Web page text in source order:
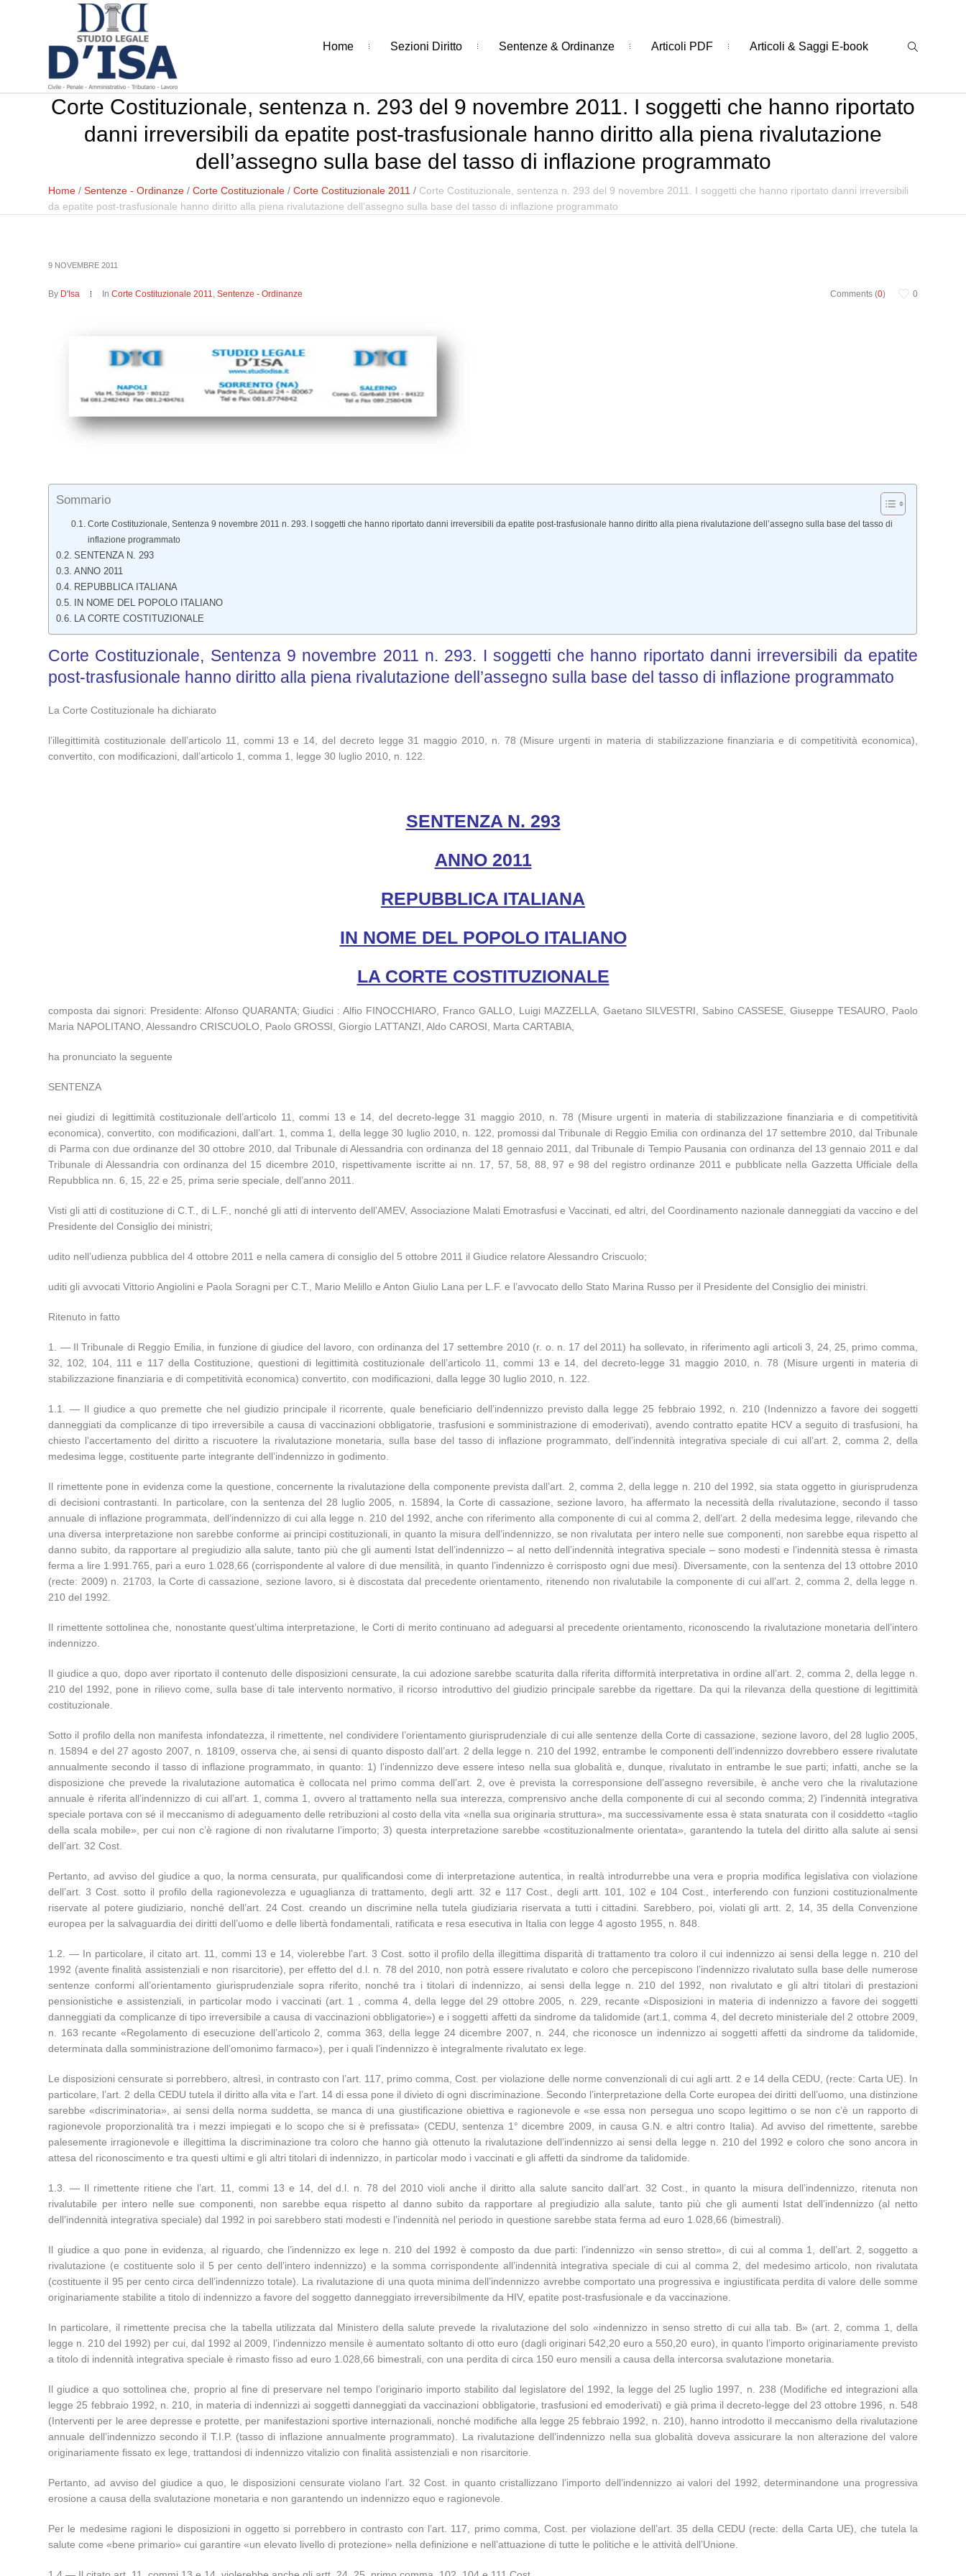
Home Sezioni Diritto Sentenze & Ordinanze Articoli PDF Articoli & Saggi E-book
Corte Costituzionale, sentenza n. 293 del 9 novembre 2011. I soggetti che hanno riportato
danni irreversibili da epatite post-trasfusionale hanno diritto alla piena rivalutazione
dell’assegno sulla base del tasso di inflazione programmato
Home /Sentenze - Ordinanze /Corte Costituzionale /Corte Costituzionale 2011 / Corte Costituzionale, sentenza n. 293 del 9 novembre 2011. I soggetti che hanno riportato danni irreversibili
da epatite post-trasfusionale hanno diritto alla piena rivalutazione dell’assegno sulla base del tasso di inflazione programmato
9 NOVEMBRE 2011
Comments (0) 0
By D'Isa InCorte Costituzionale 2011,Sentenze - Ordinanze
Sommario
Corte Costituzionale, Sentenza 9 novembre 2011 n. 293. I soggetti che hanno riportato danni irreversibili da epatite post-trasfusionale hanno diritto alla piena rivalutazione dell’assegno sulla base del tasso di
inflazione programmato
SENTENZA N. 293
ANNO 2011
REPUBBLICA ITALIANA
IN NOME DEL POPOLO ITALIANO
LA CORTE COSTITUZIONALE
Corte Costituzionale, Sentenza 9 novembre 2011 n. 293. I soggetti che hanno riportato danni irreversibili da epatite
post-trasfusionale hanno diritto alla piena rivalutazione dell’assegno sulla base del tasso di inflazione programmato
La Corte Costituzionale ha dichiarato
l’illegittimità costituzionale dell’articolo 11, commi 13 e 14, del decreto legge 31 maggio 2010, n. 78 (Misure urgenti in materia di stabilizzazione finanziaria e di competitività economica),
convertito, con modificazioni, dall’articolo 1, comma 1, legge 30 luglio 2010, n. 122.
SENTENZA N. 293
ANNO 2011
REPUBBLICA ITALIANA
IN NOME DEL POPOLO ITALIANO
LA CORTE COSTITUZIONALE
composta dai signori: Presidente: Alfonso QUARANTA; Giudici : Alfio FINOCCHIARO, Franco GALLO, Luigi MAZZELLA, Gaetano SILVESTRI, Sabino CASSESE, Giuseppe TESAURO, Paolo
Maria NAPOLITANO, Alessandro CRISCUOLO, Paolo GROSSI, Giorgio LATTANZI, Aldo CAROSI, Marta CARTABIA,
ha pronunciato la seguente
SENTENZA
nei giudizi di legittimità costituzionale dell’articolo 11, commi 13 e 14, del decreto-legge 31 maggio 2010, n. 78 (Misure urgenti in materia di stabilizzazione finanziaria e di competitività
economica), convertito, con modificazioni, dall’art. 1, comma 1, della legge 30 luglio 2010, n. 122, promossi dal Tribunale di Reggio Emilia con ordinanza del 17 settembre 2010, dal Tribunale
di Parma con due ordinanze del 30 ottobre 2010, dal Tribunale di Alessandria con ordinanza del 18 gennaio 2011, dal Tribunale di Tempio Pausania con ordinanza del 13 gennaio 2011 e dal
Tribunale di Alessandria con ordinanza del 15 dicembre 2010, rispettivamente iscritte ai nn. 17, 57, 58, 88, 97 e 98 del registro ordinanze 2011 e pubblicate nella Gazzetta Ufficiale della
Repubblica nn. 6, 15, 22 e 25, prima serie speciale, dell’anno 2011.
Visti gli atti di costituzione di C.T., di L.F., nonché gli atti di intervento dell’AMEV, Associazione Malati Emotrasfusi e Vaccinati, ed altri, del Coordinamento nazionale danneggiati da vaccino e del
Presidente del Consiglio dei ministri;
udito nell’udienza pubblica del 4 ottobre 2011 e nella camera di consiglio del 5 ottobre 2011 il Giudice relatore Alessandro Criscuolo;
uditi gli avvocati Vittorio Angiolini e Paola Soragni per C.T., Mario Melillo e Anton Giulio Lana per L.F. e l’avvocato dello Stato Marina Russo per il Presidente del Consiglio dei ministri.
Ritenuto in fatto
1. — Il Tribunale di Reggio Emilia, in funzione di giudice del lavoro, con ordinanza del 17 settembre 2010 (r. o. n. 17 del 2011) ha sollevato, in riferimento agli articoli 3, 24, 25, primo comma,
32, 102, 104, 111 e 117 della Costituzione, questioni di legittimità costituzionale dell’articolo 11, commi 13 e 14, del decreto-legge 31 maggio 2010, n. 78 (Misure urgenti in materia di
stabilizzazione finanziaria e di competitività economica) convertito, con modificazioni, dalla legge 30 luglio 2010, n. 122.
1.1. — Il giudice a quo premette che nel giudizio principale il ricorrente, quale beneficiario dell’indennizzo previsto dalla legge 25 febbraio 1992, n. 210 (Indennizzo a favore dei soggetti
danneggiati da complicanze di tipo irreversibile a causa di vaccinazioni obbligatorie, trasfusioni e somministrazione di emoderivati), avendo contratto epatite HCV a seguito di trasfusioni, ha
chiesto l’accertamento del diritto a riscuotere la rivalutazione monetaria, sulla base del tasso di inflazione programmato, dell’indennità integrativa speciale di cui all’art. 2, comma 2, della
medesima legge, costituente parte integrante dell’indennizzo in godimento.
Il rimettente pone in evidenza come la questione, concernente la rivalutazione della componente prevista dall’art. 2, comma 2, della legge n. 210 del 1992, sia stata oggetto in giurisprudenza
di decisioni contrastanti. In particolare, con la sentenza del 28 luglio 2005, n. 15894, la Corte di cassazione, sezione lavoro, ha affermato la necessità della rivalutazione, secondo il tasso
annuale di inflazione programmata, dell’indennizzo di cui alla legge n. 210 del 1992, anche con riferimento alla componente di cui al comma 2, dell’art. 2 della medesima legge, rilevando che
una diversa interpretazione non sarebbe conforme ai principi costituzionali, in quanto la misura dell’indennizzo, se non rivalutata per intero nelle sue componenti, non sarebbe equa rispetto al
danno subito, da rapportare al pregiudizio alla salute, tanto più che gli aumenti Istat dell’indennizzo – al netto dell’indennità integrativa speciale – sono modesti e l’indennità stessa è rimasta
ferma a lire 1.991.765, pari a euro 1.028,66 (corrispondente al valore di due mensilità, in quanto l’indennizzo è corrisposto ogni due mesi). Diversamente, con la sentenza del 13 ottobre 2010
(recte: 2009) n. 21703, la Corte di cassazione, sezione lavoro, si è discostata dal precedente orientamento, ritenendo non rivalutabile la componente di cui all’art. 2, comma 2, della legge n.
210 del 1992.
Il rimettente sottolinea che, nonostante quest’ultima interpretazione, le Corti di merito continuano ad adeguarsi al precedente orientamento, riconoscendo la rivalutazione monetaria dell’intero
indennizzo.
Il giudice a quo, dopo aver riportato il contenuto delle disposizioni censurate, la cui adozione sarebbe scaturita dalla riferita difformità interpretativa in ordine all’art. 2, comma 2, della legge n.
210 del 1992, pone in rilievo come, sulla base di tale intervento normativo, il ricorso introduttivo del giudizio principale sarebbe da rigettare. Da qui la rilevanza della questione di legittimità
costituzionale.
Sotto il profilo della non manifesta infondatezza, il rimettente, nel condividere l’orientamento giurisprudenziale di cui alle sentenze della Corte di cassazione, sezione lavoro, del 28 luglio 2005,
n. 15894 e del 27 agosto 2007, n. 18109, osserva che, ai sensi di quanto disposto dall’art. 2 della legge n. 210 del 1992, entrambe le componenti dell’indennizzo dovrebbero essere rivalutate
annualmente secondo il tasso di inflazione programmato, in quanto: 1) l’indennizzo deve essere inteso nella sua globalità e, dunque, rivalutato in entrambe le sue parti; infatti, anche se la
disposizione che prevede la rivalutazione automatica è collocata nel primo comma dell’art. 2, ove è prevista la corresponsione dell’assegno reversibile, è anche vero che la rivalutazione
annuale è riferita all’indennizzo di cui all’art. 1, comma 1, ovvero al trattamento nella sua interezza, comprensivo anche della componente di cui al secondo comma; 2) l’indennità integrativa
speciale portava con sé il meccanismo di adeguamento delle retribuzioni al costo della vita «nella sua originaria struttura», ma successivamente essa è stata snaturata con il cosiddetto «taglio
della scala mobile», per cui non c’è ragione di non rivalutarne l’importo; 3) questa interpretazione sarebbe «costituzionalmente orientata», garantendo la tutela del diritto alla salute ai sensi
dell’art. 32 Cost.
Pertanto, ad avviso del giudice a quo, la norma censurata, pur qualificandosi come di interpretazione autentica, in realtà introdurrebbe una vera e propria modifica legislativa con violazione
dell’art. 3 Cost. sotto il profilo della ragionevolezza e uguaglianza di trattamento, degli artt. 32 e 117 Cost., degli artt. 101, 102 e 104 Cost., interferendo con funzioni costituzionalmente
riservate al potere giudiziario, nonché dell’art. 24 Cost. creando un discrimine nella tutela giudiziaria riservata a tutti i cittadini. Sarebbero, poi, violati gli artt. 2, 14, 35 della Convenzione
europea per la salvaguardia dei diritti dell’uomo e delle libertà fondamentali, ratificata e resa esecutiva in Italia con legge 4 agosto 1955, n. 848.
1.2. — In particolare, il citato art. 11, commi 13 e 14, violerebbe l’art. 3 Cost. sotto il profilo della illegittima disparità di trattamento tra coloro il cui indennizzo ai sensi della legge n. 210 del
1992 (avente finalità assistenziali e non risarcitorie), per effetto del d.l. n. 78 del 2010, non potrà essere rivalutato e coloro che percepiscono l’indennizzo rivalutato sulla base delle numerose
sentenze conformi all’orientamento giurisprudenziale sopra riferito, nonché tra i titolari di indennizzo, ai sensi della legge n. 210 del 1992, non rivalutato e gli altri titolari di prestazioni
pensionistiche e assistenziali, in particolar modo i vaccinati (art. 1 , comma 4, della legge del 29 ottobre 2005, n. 229, recante «Disposizioni in materia di indennizzo a favore dei soggetti
danneggiati da complicanze di tipo irreversibile a causa di vaccinazioni obbligatorie») e i soggetti affetti da sindrome da talidomide (art.1, comma 4, del decreto ministeriale del 2 ottobre 2009,
n. 163 recante «Regolamento di esecuzione dell’articolo 2, comma 363, della legge 24 dicembre 2007, n. 244, che riconosce un indennizzo ai soggetti affetti da sindrome da talidomide,
determinata dalla somministrazione dell’omonimo farmaco»), per i quali l’indennizzo è integralmente rivalutato ex lege.
Le disposizioni censurate si porrebbero, altresì, in contrasto con l’art. 117, primo comma, Cost. per violazione delle norme convenzionali di cui agli artt. 2 e 14 della CEDU, (recte: Carta UE). In
particolare, l’art. 2 della CEDU tutela il diritto alla vita e l’art. 14 di essa pone il divieto di ogni discriminazione. Secondo l’interpretazione della Corte europea dei diritti dell’uomo, una distinzione
sarebbe «discriminatoria», ai sensi della norma suddetta, se manca di una giustificazione obiettiva e ragionevole e «se essa non persegua uno scopo legittimo o se non c’è un rapporto di
ragionevole proporzionalità tra i mezzi impiegati e lo scopo che si è prefissata» (CEDU, sentenza 1° dicembre 2009, in causa G.N. e altri contro Italia). Ad avviso del rimettente, sarebbe
palesemente irragionevole e illegittima la discriminazione tra coloro che hanno già ottenuto la rivalutazione dell’indennizzo ai sensi della legge n. 210 del 1992 e coloro che sono ancora in
attesa del riconoscimento e tra questi ultimi e gli altri titolari di indennizzo, in particolar modo i vaccinati e gli affetti da sindrome da talidomide.
1.3. — Il rimettente ritiene che l’art. 11, commi 13 e 14, del d.l. n. 78 del 2010 violi anche il diritto alla salute sancito dall’art. 32 Cost., in quanto la misura dell’indennizzo, ritenuta non
rivalutabile per intero nelle sue componenti, non sarebbe equa rispetto al danno subito da rapportare al pregiudizio alla salute, tanto più che gli aumenti Istat dell’indennizzo (al netto
dell’indennità integrativa speciale) dal 1992 in poi sarebbero stati modesti e l’indennità nel periodo in questione sarebbe stata ferma ad euro 1.028,66 (bimestrali).
Il giudice a quo pone in evidenza, al riguardo, che l’indennizzo ex lege n. 210 del 1992 è composto da due parti: l’indennizzo «in senso stretto», di cui al comma 1, dell’art. 2, soggetto a
rivalutazione (e costituente solo il 5 per cento dell’intero indennizzo) e la somma corrispondente all’indennità integrativa speciale di cui al comma 2, del medesimo articolo, non rivalutata
(costituente il 95 per cento circa dell’indennizzo totale). La rivalutazione di una quota minima dell’indennizzo avrebbe comportato una progressiva e ingiustificata perdita di valore delle somme
originariamente stabilite a titolo di indennizzo a favore del soggetto danneggiato irreversibilmente da HIV, epatite post-trasfusionale e da vaccinazione.
In particolare, il rimettente precisa che la tabella utilizzata dal Ministero della salute prevede la rivalutazione del solo «indennizzo in senso stretto di cui alla tab. B» (art. 2, comma 1, della
legge n. 210 del 1992) per cui, dal 1992 al 2009, l’indennizzo mensile è aumentato soltanto di otto euro (dagli originari 542,20 euro a 550,20 euro), in quanto l’importo originariamente previsto
a titolo di indennità integrativa speciale è rimasto fisso ad euro 1.028,66 bimestrali, con una perdita di circa 150 euro mensili a causa della intercorsa svalutazione monetaria.
Il giudice a quo sottolinea che, proprio al fine di preservare nel tempo l’originario importo stabilito dal legislatore del 1992, la legge del 25 luglio 1997, n. 238 (Modifiche ed integrazioni alla
legge 25 febbraio 1992, n. 210, in materia di indennizzi ai soggetti danneggiati da vaccinazioni obbligatorie, trasfusioni ed emoderivati) e già prima il decreto-legge del 23 ottobre 1996, n. 548
(Interventi per le aree depresse e protette, per manifestazioni sportive internazionali, nonché modifiche alla legge 25 febbraio 1992, n. 210), hanno introdotto il meccanismo della rivalutazione
annuale dell’indennizzo secondo il T.I.P. (tasso di inflazione annualmente programmato). La rivalutazione dell’indennizzo nella sua globalità doveva assicurare la non alterazione del valore
originariamente fissato ex lege, trattandosi di indennizzo vitalizio con finalità assistenziali e non risarcitorie.
Pertanto, ad avviso del giudice a quo, le disposizioni censurate violano l’art. 32 Cost. in quanto cristallizzano l’importo dell’indennizzo ai valori del 1992, determinandone una progressiva
erosione a causa della svalutazione monetaria e non garantendo un indennizzo equo e ragionevole.
Per le medesime ragioni le disposizioni in oggetto si porrebbero in contrasto con l’art. 117, primo comma, Cost. per violazione dell’art. 35 della CEDU (recte: della Carta UE), che tutela la
salute come «bene primario» cui garantire «un elevato livello di protezione» nella definizione e nell’attuazione di tutte le politiche e le attività dell’Unione.